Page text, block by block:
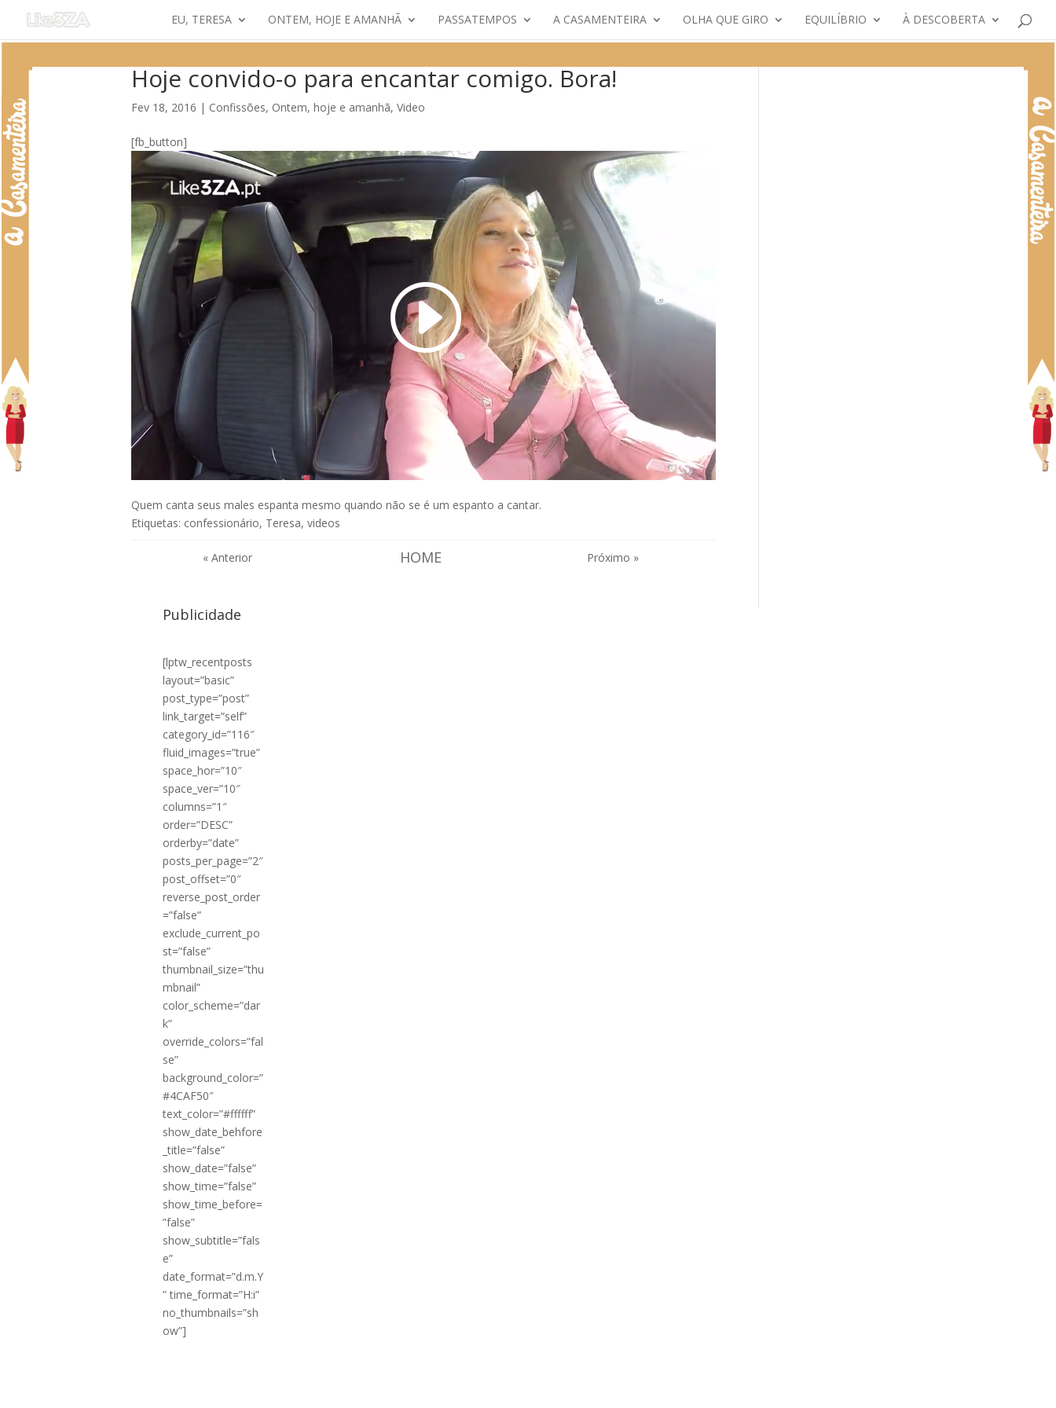
EU, TERESA ONTEM, HOJE E AMANHÃ PASSATEMPOS A CASAMENTEIRA OLHA QUE GIRO EQUILÍBRIO À DESCOBERTA
Hoje convido-o para encantar comigo. Bora!
Fev 18, 2016 | Confissões, Ontem, hoje e amanhã,Video
[fb_button]
Quem canta seus males espanta mesmo quando não se é um espanto a cantar.
Etiquetas: confessionário, Teresa,videos
« Anterior HOME Próximo »
Publicidade
[lptw_recentposts
layout=”basic”
post_type=”post”
link_target=”self”
category_id=”116″
fluid_images=”true”
space_hor=”10″
space_ver=”10″
columns=”1″
order=”DESC”
orderby=”date”
posts_per_page=”2″
post_offset=”0″
reverse_post_order
=”false”
exclude_current_po
st=”false”
thumbnail_size=”thu
mbnail”
color_scheme=”dar
k”
override_colors=”fal
se”
background_color=”
#4CAF50″
text_color=”#ffffff”
show_date_behfore
_title=”false”
show_date=”false”
show_time=”false”
show_time_before=
”false”
show_subtitle=”fals
e”
date_format=”d.m.Y
” time_format=”H:i”
no_thumbnails=”sh
ow”]